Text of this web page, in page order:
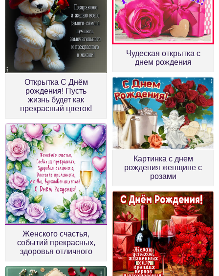
Открытка С Днём
рождения! Пусть
жизнь будет как
прекрасный цветок!
Чудеская открытка с
днем рождения
Женского счастья,
событий прекрасных,
здоровья отличного
Картинка с днем
рождения женщине с
розами